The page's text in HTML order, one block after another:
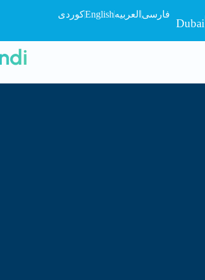
Dubai
فارسی العربیهEnglishکوردی